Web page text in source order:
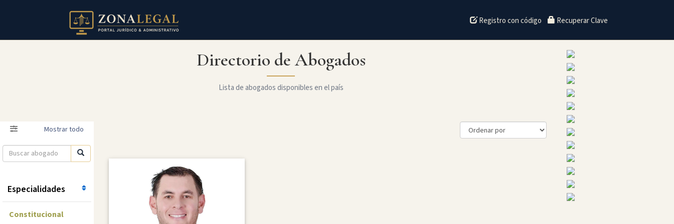
Registro con código Recuperar Clave
Directorio de Abogados
Lista de abogados disponibles en el país
Filtro Mostrar todo
Especialidades
Constitucional